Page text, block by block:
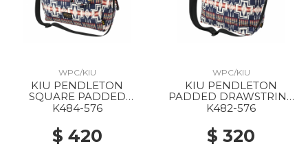
WPC/KIU
KIU PENDLETON
SQUARE PADDED
MULTIPURPOSE TOTE
K484-576
$ 420
WPC/KIU
KIU PENDLETON
PADDED DRAWSTRING
TOTE BAG 576 HARDING
K482-576
$ 320